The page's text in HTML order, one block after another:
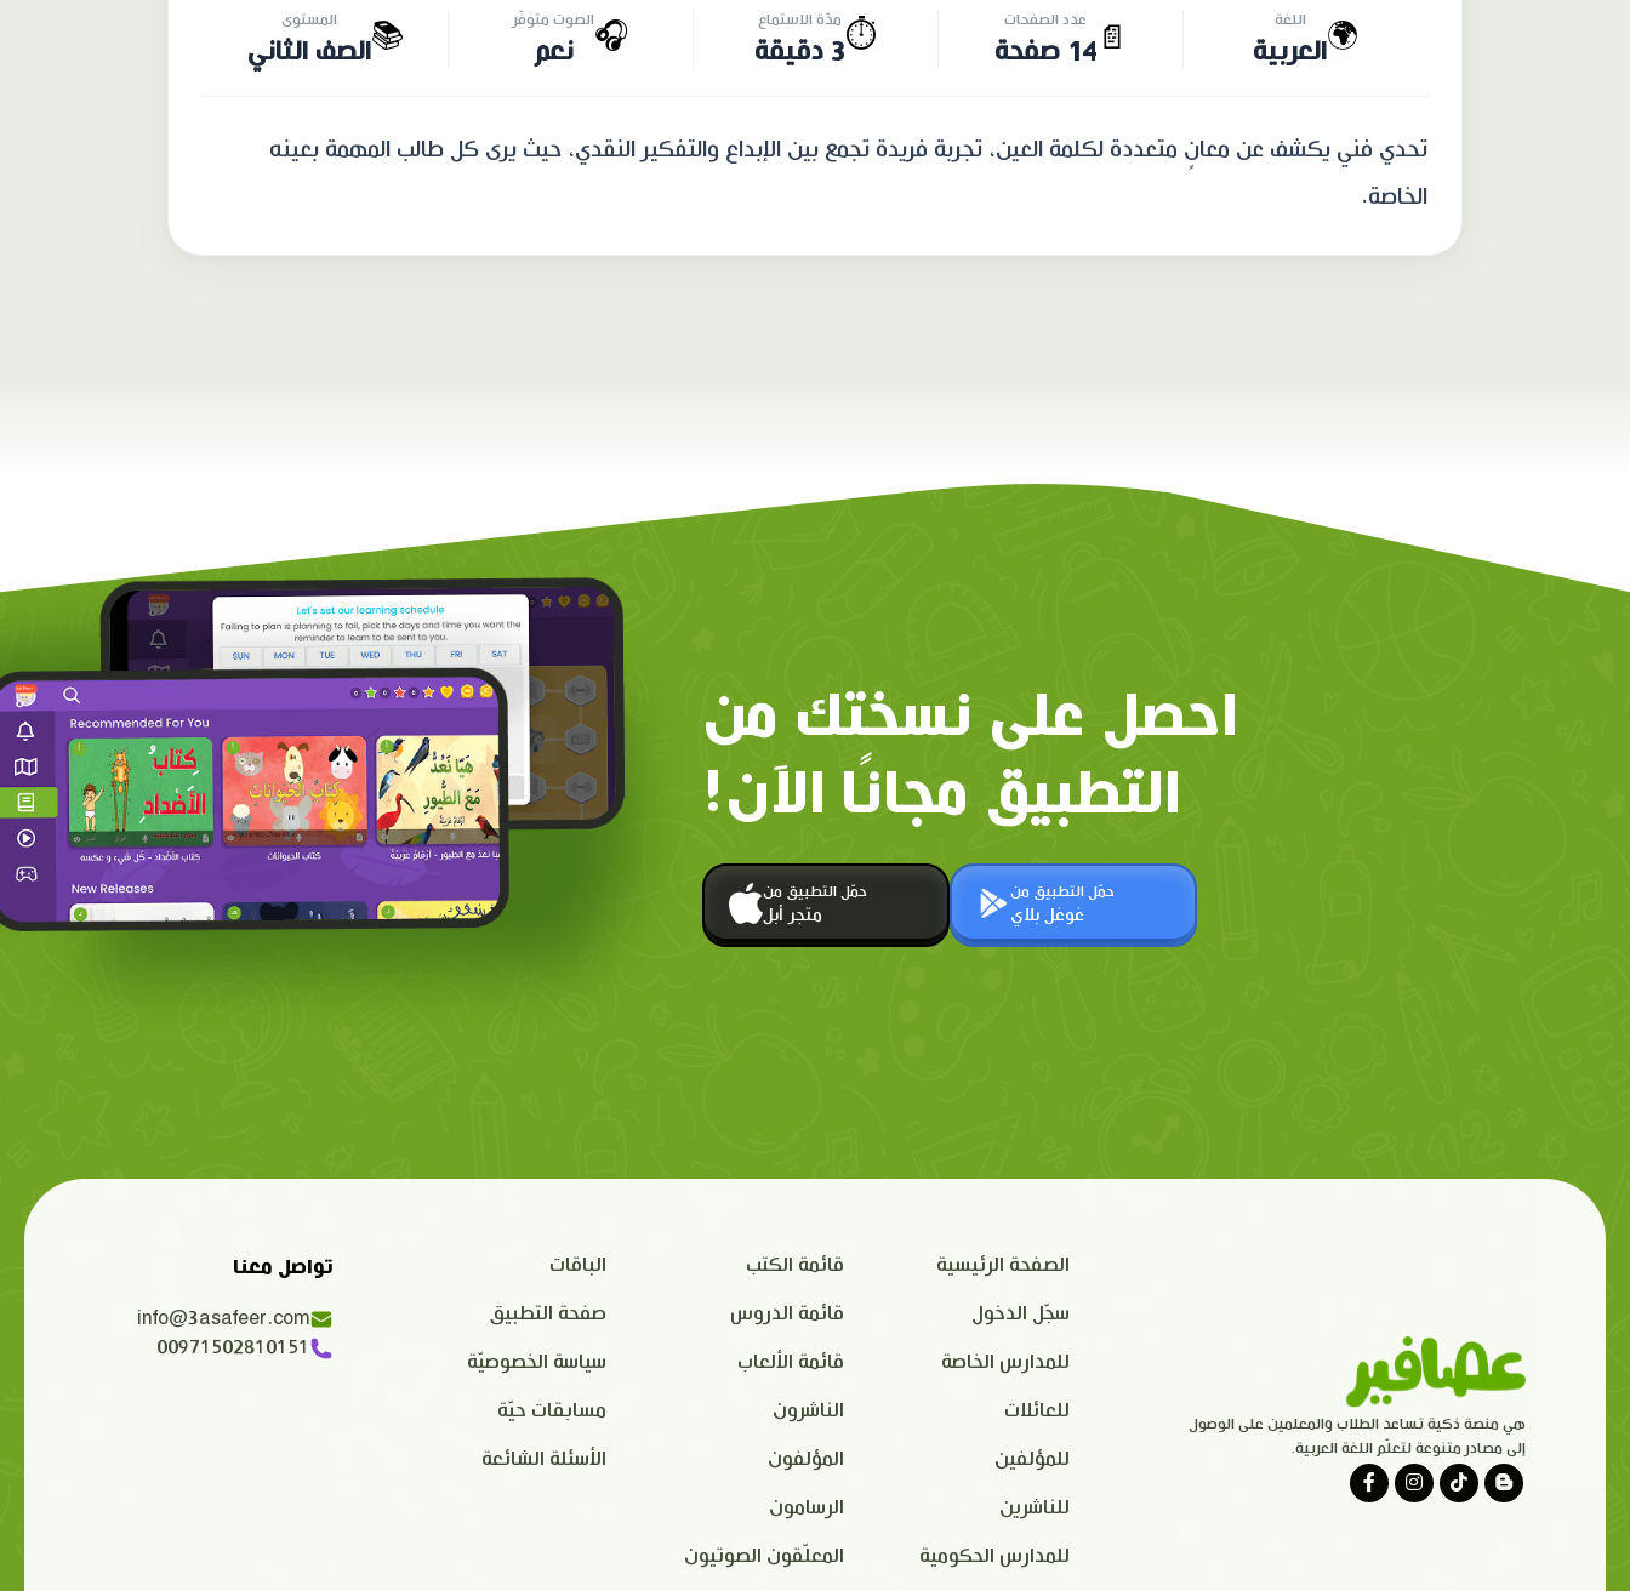
🌍 اللغة
العربية 📄
عدد الصفحات
14 صفحة ⏱️ مدّة الاستماع
3 دقيقة 🎧الصوت متوفّر
نعم 📚 المستوى
الصف الثاني
تحدي فني يكشف عن معانٍ متعددة لكلمة العين، تجربة فريدة تجمع بين الإبداع والتفكير النقدي، حيث يرى كل طالب المهمة بعينه
الخاصة.
احصل على نسختك من
التطبيق مجانًا الآن!
حمّل التطبيق من
متجر أبل
حمّل التطبيق من
غوغل بلاي
هي منصة ذكية تساعد الطلاب والمعلمين على الوصول
إلى مصادر متنوعة لتعلّم اللغة العربية.
الصفحة الرئيسية
سجّل الدخول
للمدارس الخاصة
للعائلات
للمؤلفين
للناشرين
للمدارس الحكومية
قائمة الكتب
قائمة الدروس
قائمة الألعاب
الناشرون
المؤلفون
الرسامون
المعلّقون الصوتيون
الباقات
صفحة التطبيق
سياسة الخصوصيّة
مسابقات حيّة
الأسئلة الشائعة
تواصل معنا
info@3asafeer.com
00971502810151